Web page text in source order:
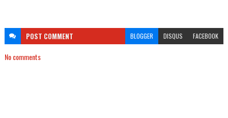
POST COMMENT BLOGGER DISQUS FACEBOOK
No comments